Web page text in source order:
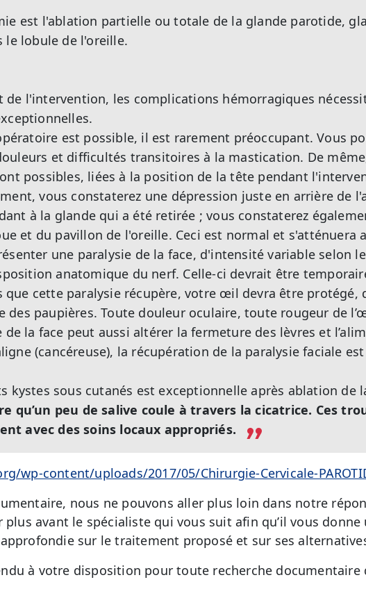
est l'ablation partielle ou totale de la glande parotide,
le lobule de l'oreille.
de l'intervention, les complications hémorragiques
est possible, il est rarement préoccupant. Vous
et difficultés transitoires à la mastication. De
possibles, liées à la position de la tête pendant
vous constaterez une dépression juste en arrière de
à la glande qui a été retirée ; vous constaterez
et du pavillon de l'oreille. Ceci est normal et s'atténuera
une paralysie de la face, d'intensité variable selon
anatomique du nerf. Celle-ci devrait être
que cette paralysie récupère, votre œil devra être protégé,
des paupières. Toute douleur oculaire, toute rougeur de
de la face peut aussi altérer la fermeture des lèvres et
(cancéreuse), la récupération de la paralysie faciale
kystes sous cutanés est exceptionnelle après ablation de
qu’un peu de salive coule à travers la cicatrice. Ces
avec des soins locaux appropriés.
wp-content/uploads/2017/05/Chirurgie-Cervicale-
nous ne pouvons aller plus loin dans notre
plus avant le spécialiste qui vous suit afin qu’il vous
sur le traitement proposé et sur ses
à votre disposition pour toute recherche documentaire